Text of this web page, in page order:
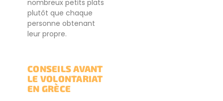
nombreux petits plats
plutôt que chaque
personne obtenant
leur propre.
CONSEILS AVANT
LE VOLONTARIAT
EN GRÈCE